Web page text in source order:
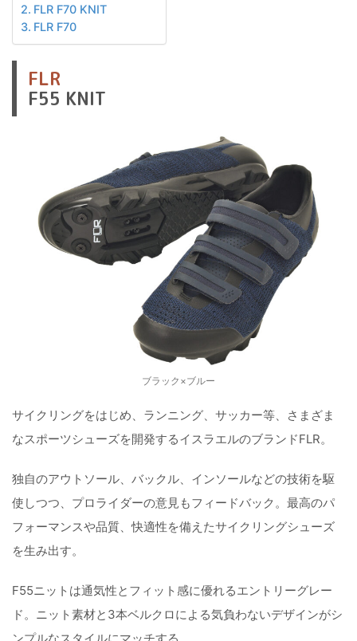
FLR F70 KNIT
FLR F70
FLR
F55 KNIT
ブラック×ブルー
サイクリングをはじめ、ランニング、サッカー等、さまざま
なスポーツシューズを開発するイスラエルのブランドFLR。
独自のアウトソール、バックル、インソールなどの技術を駆
使しつつ、プロライダーの意見もフィードバック。最高のパ
フォーマンスや品質、快適性を備えたサイクリングシューズ
を生み出す。
F55ニットは通気性とフィット感に優れるエントリーグレー
ド。ニット素材と3本ベルクロによる気負わないデザインがシ